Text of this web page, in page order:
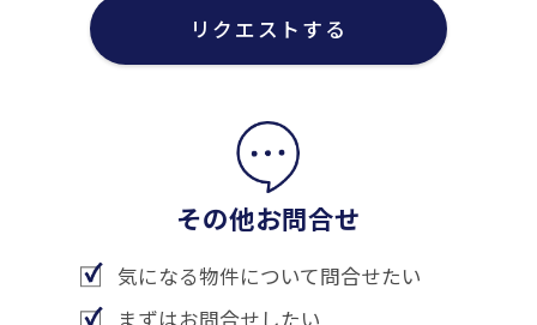
リクエストする
その他お問合せ
気になる物件について問合せたい
まずはお問合せしたい